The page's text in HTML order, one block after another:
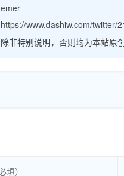
emer
https://www.dashiw.com/twitter/
除非特别说明，否则均为本站原